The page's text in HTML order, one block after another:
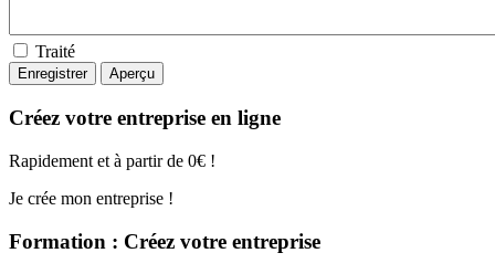
Traité
Créez votre entreprise en ligne
Rapidement et à partir de 0€ !
Je crée mon entreprise !
Formation : Créez votre entreprise